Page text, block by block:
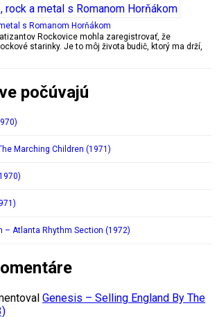
s Romanom Horňákom
Rockovice mohla zaregistrovať, že
starinky. Je to môj života budič, ktorý ma drží,
počúvajú
Marching Children (1971)
– Atlanta Rhythm Section (1972)
Genesis – Selling England By The